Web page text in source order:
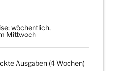
wöchentlich,
Mittwoch
Ausgaben (4 Wochen)